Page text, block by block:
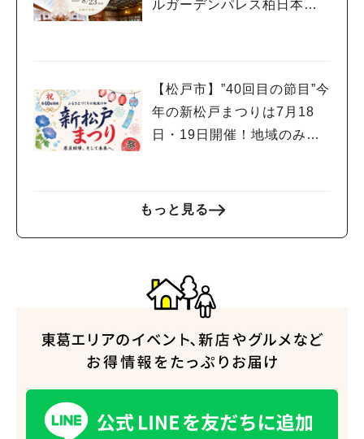
ルガーデンパレス柏日本閣
【松戸市】”40回目の節目”今
年の新松戸まつりは7月18
日・19日開催！地域のみん
もっと見る